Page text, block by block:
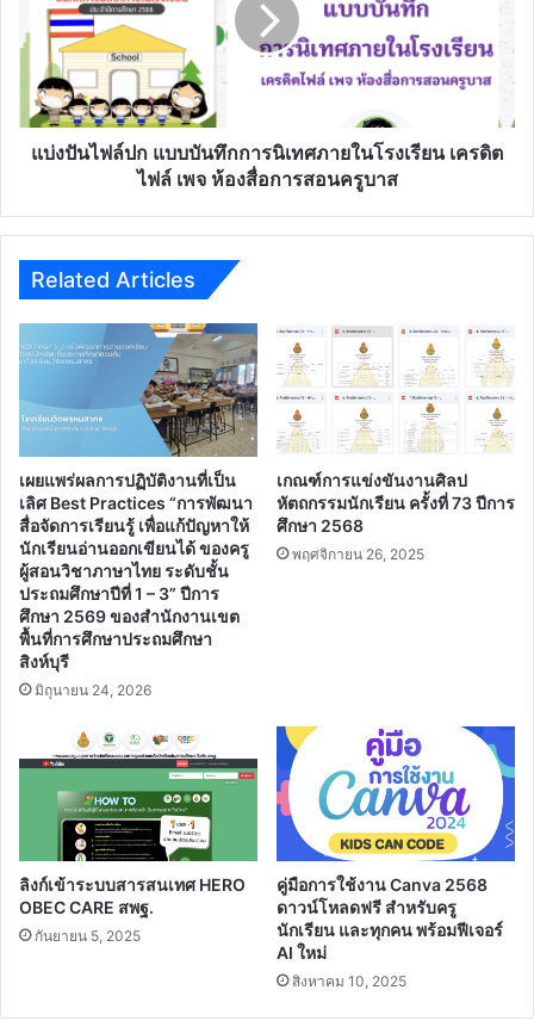
บันทึก
นิเทศ
ภายใน
โรงเรียน
สื่อ
การ
สอน
ครู
แบ่งปันไฟล์ปก แบบบันทึกการนิเทศภายในโรงเรียน เครดิต
ไฟล์ เพจ ห้องสื่อการสอนครูบาส
Related Articles
เผยแพร่ผลการปฏิบัติงานที่เป็น
เลิศ Best Practices “การพัฒนา
สื่อจัดการเรียนรู้ เพื่อแก้ปัญหาให้
นักเรียนอ่านออกเขียนได้ ของครู
ผู้สอนวิชาภาษาไทย ระดับชั้น
ประถมศึกษาปีที่ 1 – 3” ปีการ
ศึกษา 2569 ของสำนักงานเขต
พื้นที่การศึกษาประถมศึกษา
สิงห์บุรี
มิถุนายน 24, 2026
เกณฑ์การแข่งขันงานศิลป
หัตถกรรมนักเรียน ครั้งที่ 73 ปีการ
ศึกษา 2568
พฤศจิกายน 26, 2025
ลิงก์เข้าระบบสารสนเทศ HERO
OBEC CARE สพฐ.
กันยายน 5, 2025
คู่มือการใช้งาน Canva 2568
ดาวน์โหลดฟรี สำหรับครู
นักเรียน และทุกคน พร้อมฟีเจอร์
AI ใหม่
สิงหาคม 10, 2025